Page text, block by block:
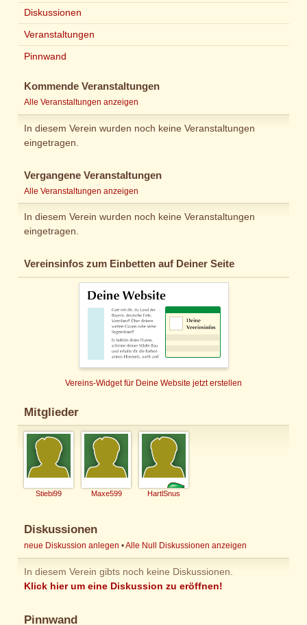
Diskussionen
Veranstaltungen
Pinnwand
Kommende Veranstaltungen
Alle Veranstaltungen anzeigen
In diesem Verein wurden noch keine Veranstaltungen
eingetragen.
Vergangene Veranstaltungen
Alle Veranstaltungen anzeigen
In diesem Verein wurden noch keine Veranstaltungen
eingetragen.
Vereinsinfos zum Einbetten auf Deiner Seite
Vereins-Widget für Deine Website jetzt erstellen
Mitglieder
Stiebi99 Maxe599 HartlSnus
Diskussionen
neue Diskussion anlegen •Alle Null Diskussionen anzeigen
In diesem Verein gibts noch keine Diskussionen.
Klick hier um eine Diskussion zu eröffnen!
Pinnwand